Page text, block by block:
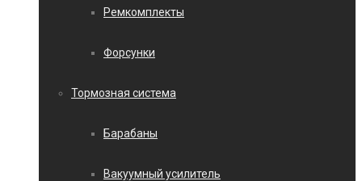
Ремкомплекты
Форсунки
Тормозная система
Барабаны
Вакуумный усилитель